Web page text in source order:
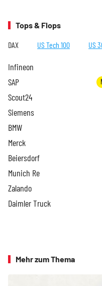
Tops & Flops
DAX US Tech 100 US
Infineon
SAP
Scout24
Siemens
BMW
Merck
Beiersdorf
Munich Re
Zalando
Daimler Truck
Mehr zum Thema